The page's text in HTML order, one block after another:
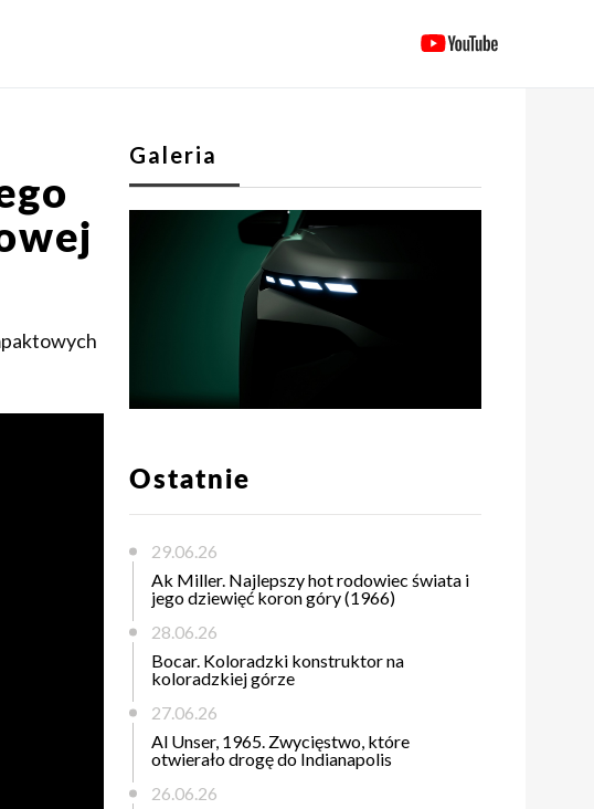
Galeria
Ostatnie
29.06.26
Ak Miller. Najlepszy hot rodowiec świata i
jego dziewięć koron góry (1966)
28.06.26
Bocar. Koloradzki konstruktor na
koloradzkiej górze
27.06.26
Al Unser, 1965. Zwycięstwo, które
otwierało drogę do Indianapolis
26.06.26